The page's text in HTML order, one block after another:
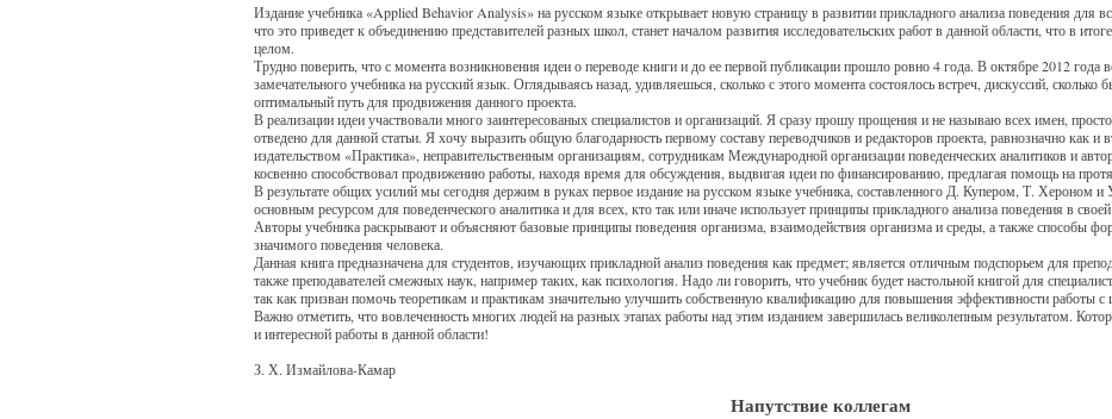
Издание учебника «Applied Behavior Analysis» на русском языке открывает новую страницу в развитии прикладного анализа поведения для
что это приведет к объединению представителей разных школ, станет началом развития исследовательских работ в данной области, что в
целом.
Трудно поверить, что с момента возникновения идеи о переводе книги и до ее первой публикации прошло ровно 4 года. В октябре 2012 года
замечательного учебника на русский язык. Оглядываясь назад, удивляешься, сколько с этого момента состоялось встреч, дискуссий,
оптимальный путь для продвижения данного проекта.
В реализации идеи участвовали много заинтересованых специалистов и организаций. Я сразу прошу прощения и не называю всех имен,
отведено для данной статьи. Я хочу выразить общую благодарность первому составу переводчиков и редакторов проекта, равнозначно как и
издательством «Практика», неправительственным организациям, сотрудникам Международной организации поведенческих аналитиков и
косвенно способствовал продвижению работы, находя время для обсуждения, выдвигая идеи по финансированию, предлагая помощь на
В результате общих усилий мы сегодня держим в руках первое издание на русском языке учебника, составленного Д. Купером, Т. Хероном
основным ресурсом для поведенческого аналитика и для всех, кто так или иначе использует принципы прикладного анализа поведения в своей
Авторы учебника раскрывают и объясняют базовые принципы поведения организма, взаимодействия организма и среды, а также способы
значимого поведения человека.
Данная книга предназначена для студентов, изучающих прикладной анализ поведения как предмет; является отличным подспорьем для
также преподавателей смежных наук, например таких, как психология. Надо ли говорить, что учебник будет настольной книгой для
так как призван помочь теоретикам и практикам значительно улучшить собственную квалификацию для повышения эффективности работы с
Важно отметить, что вовлеченность многих людей на разных этапах работы над этим изданием завершилась великолепным результатом.
и интересной работы в данной области!
З. Х. Измайлова-Камар
Напутствие коллегам